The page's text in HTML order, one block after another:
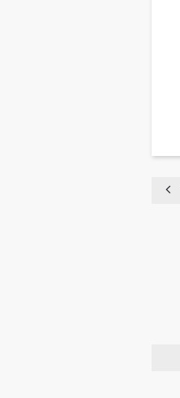
chevron_left